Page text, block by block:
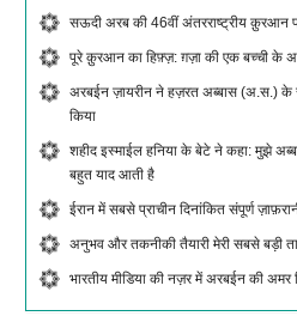
सऊदी अरब की 46वीं अंतरराष्ट्रीय क़ुरआन
पूरे क़ुरआन का हिफ़्ज़: ग़ज़ा की एक बच्ची के
अरबईन ज़ायरीन ने हज़रत अब्बास (अ.स.) के
किया
शहीद इस्माईल हनिया के बेटे ने कहा: मुझे
बहुत याद आती है
ईरान में सबसे प्राचीन दिनांकित संपूर्ण
अनुभव और तकनीकी तैयारी मेरी सबसे बड़ी
भारतीय मीडिया की नज़र में अरबईन की अमर